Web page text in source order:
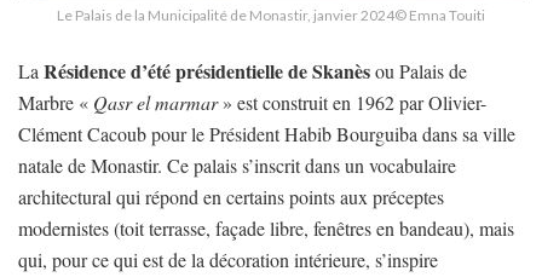
Le Palais de la Municipalité de Monastir, janvier 2024© Emna Touiti
LaRésidence d’été présidentielle de Skanèsou Palais de
Marbre « Qasr el marmar» est construit en 1962 par Olivier-
Clément Cacoub pour le Président Habib Bourguiba dans sa ville
natale de Monastir. Ce palais s’inscrit dans un vocabulaire
architectural qui répond en certains points aux préceptes
modernistes (toit terrasse, façade libre, fenêtres en bandeau), mais
qui, pour ce qui est de la décoration intérieure, s’inspire